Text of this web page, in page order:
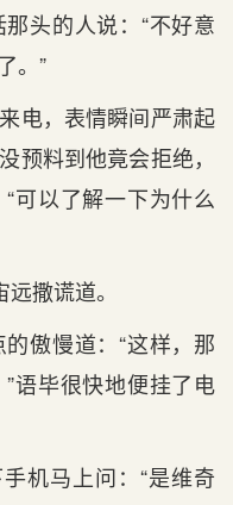
头的人说：“不好意
。”
电，表情瞬间严肃起
预料到他竟会拒绝，
可以了解一下为什么
撒谎道。
傲慢道：“这样，那
语毕很快地便挂了电
机马上问：“是维奇